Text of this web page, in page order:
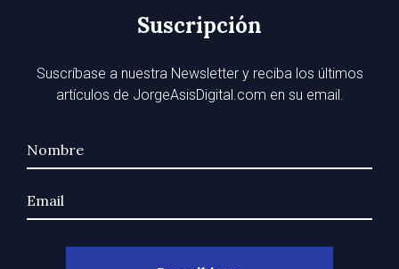
Suscripción
Suscríbase a nuestra Newsletter y reciba los últimos
artículos de JorgeAsisDigital.com en su email.